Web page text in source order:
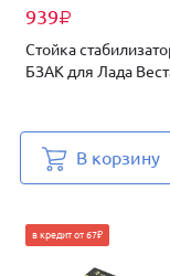
939₽
Стойка
БЗАК для Лада
В корзину
в кредит от 67₽